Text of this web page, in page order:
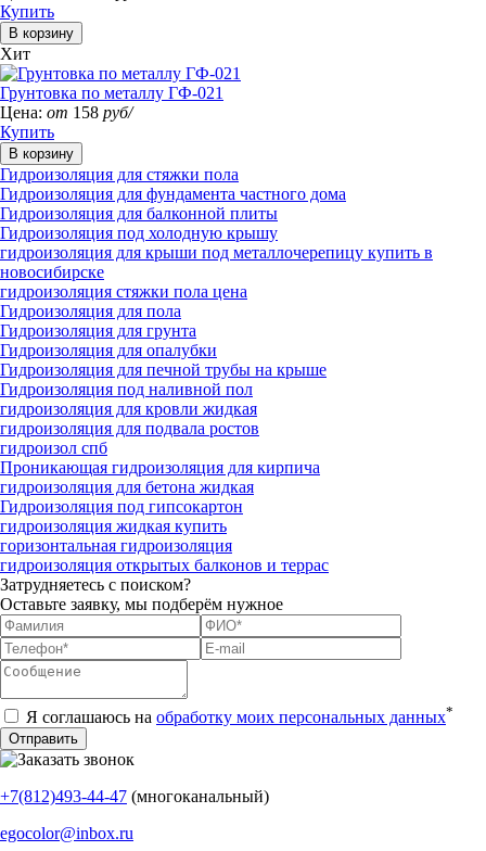
Купить
Хит
Грунтовка по металлу ГФ-021
Цена: от 158 руб/
Купить
Гидроизоляция для стяжки пола
Гидроизоляция для фундамента частного дома
Гидроизоляция для балконной плиты
Гидроизоляция под холодную крышу
гидроизоляция для крыши под металлочерепицу купить в
новосибирске
гидроизоляция стяжки пола цена
Гидроизоляция для пола
Гидроизоляция для грунта
Гидроизоляция для опалубки
Гидроизоляция для печной трубы на крыше
Гидроизоляция под наливной пол
гидроизоляция для кровли жидкая
гидроизоляция для подвала ростов
гидроизол спб
Проникающая гидроизоляция для кирпича
гидроизоляция для бетона жидкая
Гидроизоляция под гипсокартон
гидроизоляция жидкая купить
горизонтальная гидроизоляция
гидроизоляция открытых балконов и террас
Затрудняетесь с поиском?
Оставьте заявку, мы подберём нужное
Я соглашаюсь на обработку моих персональных данных*
+7(812)493-44-47 (многоканальный)
egocolor@inbox.ru